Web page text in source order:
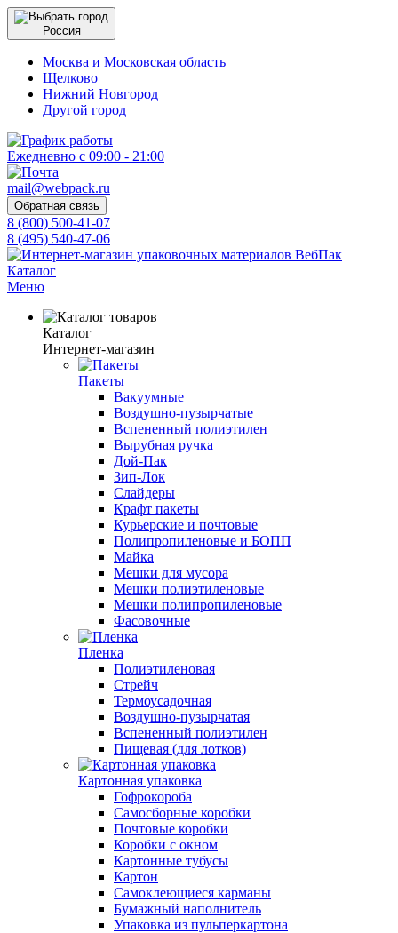
Россия
Москва и Московская область
Щелково
Нижний Новгород
Другой город
Ежедневно с 09:00 - 21:00
mail@webpack.ru
Обратная связь
8 (800) 500-41-07
8 (495) 540-47-06
Каталог
Меню
Каталог
Интернет-магазин
Пакеты
Вакуумные
Воздушно-пузырчатые
Вспененный полиэтилен
Вырубная ручка
Дой-Пак
Зип-Лок
Слайдеры
Крафт пакеты
Курьерские и почтовые
Полипропиленовые и БОПП
Майка
Мешки для мусора
Мешки полиэтиленовые
Мешки полипропиленовые
Фасовочные
Пленка
Полиэтиленовая
Стрейч
Термоусадочная
Воздушно-пузырчатая
Вспененный полиэтилен
Пищевая (для лотков)
Картонная упаковка
Гофрокороба
Самосборные коробки
Почтовые коробки
Коробки с окном
Картонные тубусы
Картон
Самоклеющиеся карманы
Бумажный наполнитель
Упаковка из пульперкартона